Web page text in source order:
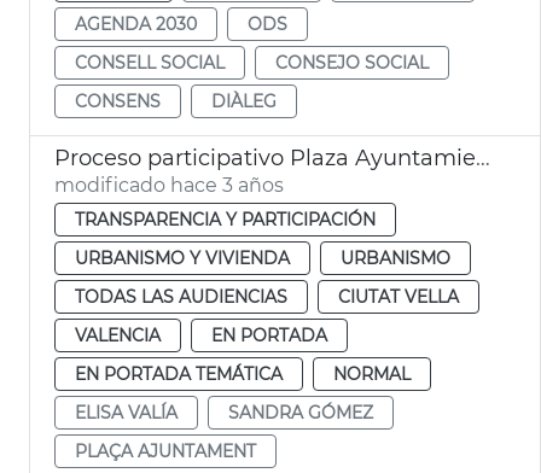
AGENDA 2030
ODS
CONSELL SOCIAL
CONSEJO SOCIAL
CONSENS
DIÀLEG
Proceso participativo Plaza Ayuntamiento
modificado hace 3 años
TRANSPARENCIA Y PARTICIPACIÓN
URBANISMO Y VIVIENDA
URBANISMO
TODAS LAS AUDIENCIAS
CIUTAT VELLA
VALENCIA
EN PORTADA
EN PORTADA TEMÁTICA
NORMAL
ELISA VALÍA
SANDRA GÓMEZ
PLAÇA AJUNTAMENT